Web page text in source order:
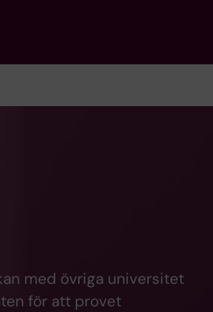
med övriga universitet
för att provet